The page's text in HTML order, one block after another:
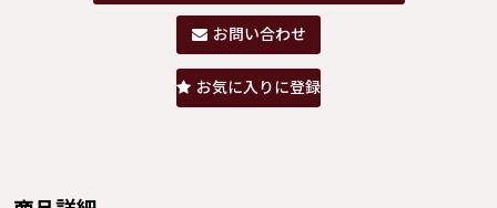
お問い合わせ
お気に入りに登録